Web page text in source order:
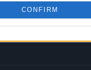
CONFIRM